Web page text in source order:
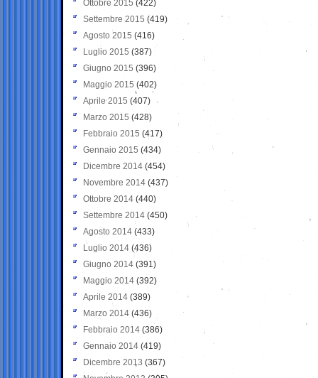
Ottobre 2015 (422)
Settembre 2015 (419)
Agosto 2015 (416)
Luglio 2015 (387)
Giugno 2015 (396)
Maggio 2015 (402)
Aprile 2015 (407)
Marzo 2015 (428)
Febbraio 2015 (417)
Gennaio 2015 (434)
Dicembre 2014 (454)
Novembre 2014 (437)
Ottobre 2014 (440)
Settembre 2014 (450)
Agosto 2014 (433)
Luglio 2014 (436)
Giugno 2014 (391)
Maggio 2014 (392)
Aprile 2014 (389)
Marzo 2014 (436)
Febbraio 2014 (386)
Gennaio 2014 (419)
Dicembre 2013 (367)